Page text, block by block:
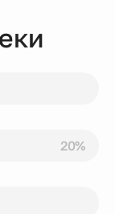
20%